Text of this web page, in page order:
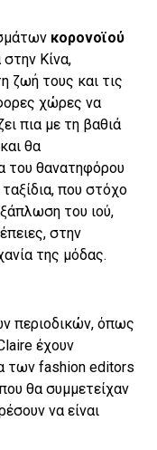
κορονοϊού
Κίνα,
ζωή τους και τις
χώρες να
πια με τη βαθιά
θα
του θανατηφόρου
που στόχο
του ιού,
στην
της μόδας.
περιοδικών, όπως
έχουν
των fashion editors
θα συμμετείχαν
να είναι